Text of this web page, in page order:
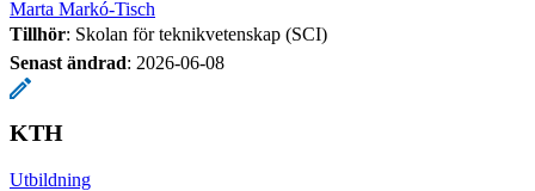
Marta Markó-Tisch
Tillhör: Skolan för teknikvetenskap (SCI)
Senast ändrad: 2026-06-08
KTH
Utbildning